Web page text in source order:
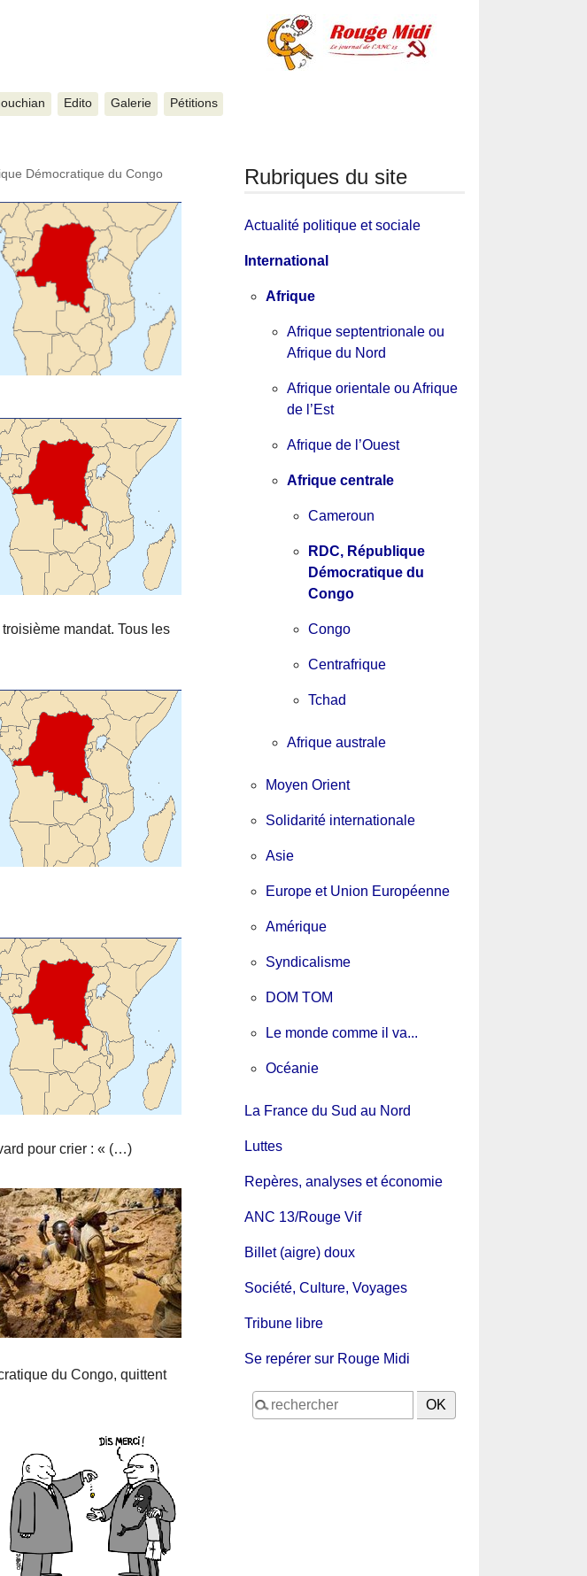
Edito Galerie Pétitions
Démocratique du Congo
mandat. Tous les
pour crier : « (…)
du Congo, quittent
Rubriques du site
Actualité politique et sociale
International
Afrique
Afrique septentrionale ou
Afrique du Nord
Afrique orientale ou Afrique
de l’Est
Afrique de l’Ouest
Afrique centrale
Cameroun
RDC, République
Démocratique du
Congo
Congo
Centrafrique
Tchad
Afrique australe
Moyen Orient
Solidarité internationale
Asie
Europe et Union Européenne
Amérique
Syndicalisme
DOM TOM
Le monde comme il va...
Océanie
La France du Sud au Nord
Luttes
Repères, analyses et économie
ANC 13/Rouge Vif
Billet (aigre) doux
Société, Culture, Voyages
Tribune libre
Se repérer sur Rouge Midi